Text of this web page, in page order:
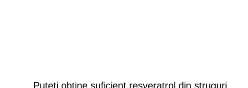
Puteți obține suficient resveratrol din struguri